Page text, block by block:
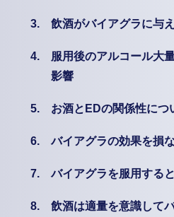
3. 飲酒がバイアグラに与
4.
服用後のアルコール大
影響
5. お酒とEDの関係性につ
6. バイアグラの効果を損
7. バイアグラを服用する
8. 飲酒は適量を意識して